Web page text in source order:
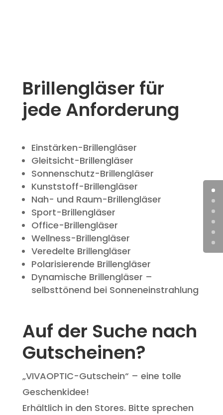
Brillengläser für
jede Anforderung
Einstärken-Brillengläser
Gleitsicht-Brillengläser
Sonnenschutz-Brillengläser
Kunststoff-Brillengläser
Nah- und Raum-Brillengläser
Sport-Brillengläser
Office-Brillengläser
Wellness-Brillengläser
Veredelte Brillengläser
Polarisierende Brillengläser
Dynamische Brillengläser –
selbsttönend bei Sonneneinstrahlung
Auf der Suche nach
Gutscheinen?
„VIVAOPTIC-Gutschein“ – eine tolle
Geschenkidee!
Erhältlich in den Stores. Bitte sprechen